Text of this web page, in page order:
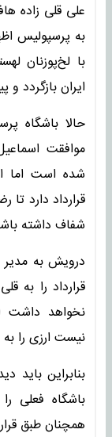
علی قلی زاده
به پرسپولیس
با لخ‌پوزنان
ایران بازگردد و
حالا باشگاه
موافقت
شده است اما
قرارداد دارد
شفاف داشته
درویش به مدیر
قرارداد را به
نخواهد داشت
نیست ارزی را
بنابراین باید
باشگاه فعلی
همچنان طبق